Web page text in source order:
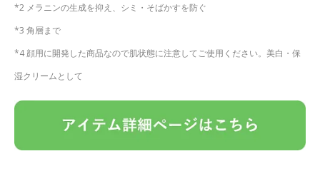
*2 メラニンの生成を抑え、シミ・そばかすを防ぐ
*3 角層まで
*4 顔用に開発した商品なので肌状態に注意してご使用ください。美白・保
湿クリームとして